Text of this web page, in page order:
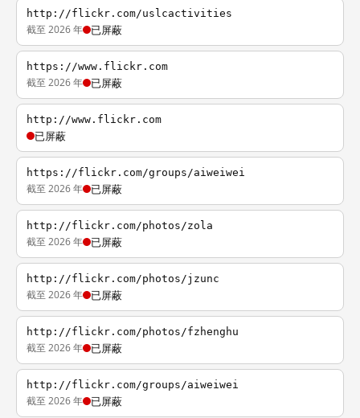
http://flickr.com/uslcactivities
截至 2026 年 已屏蔽
https://www.flickr.com
截至 2026 年 已屏蔽
http://www.flickr.com
已屏蔽
https://flickr.com/groups/aiweiwei
截至 2026 年 已屏蔽
http://flickr.com/photos/zola
截至 2026 年 已屏蔽
http://flickr.com/photos/jzunc
截至 2026 年 已屏蔽
http://flickr.com/photos/fzhenghu
截至 2026 年 已屏蔽
http://flickr.com/groups/aiweiwei
截至 2026 年 已屏蔽